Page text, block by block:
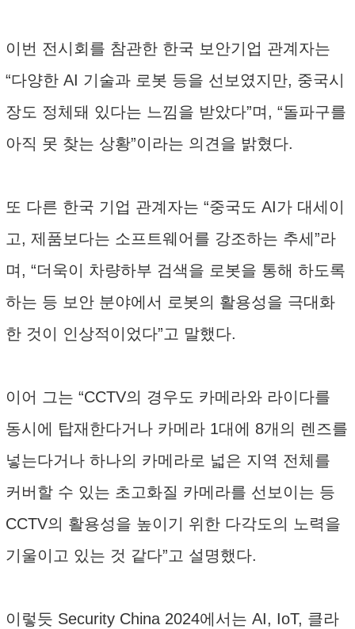
이번 전시회를 참관한 한국 보안기업 관계자는
“다양한 AI 기술과 로봇 등을 선보였지만, 중국시
장도 정체돼 있다는 느낌을 받았다”며, “돌파구를
아직 못 찾는 상황”이라는 의견을 밝혔다.
또 다른 한국 기업 관계자는 “중국도 AI가 대세이
고, 제품보다는 소프트웨어를 강조하는 추세”라
며, “더욱이 차량하부 검색을 로봇을 통해 하도록
하는 등 보안 분야에서 로봇의 활용성을 극대화
한 것이 인상적이었다”고 말했다.
이어 그는 “CCTV의 경우도 카메라와 라이다를
동시에 탑재한다거나 카메라 1대에 8개의 렌즈를
넣는다거나 하나의 카메라로 넓은 지역 전체를
커버할 수 있는 초고화질 카메라를 선보이는 등
CCTV의 활용성을 높이기 위한 다각도의 노력을
기울이고 있는 것 같다”고 설명했다.
이렇듯 Security China 2024에서는 AI, IoT, 클라